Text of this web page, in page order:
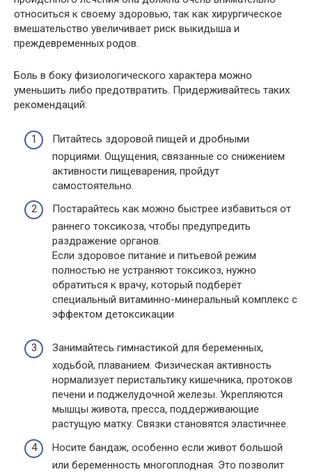
относиться к своему здоровью, так как хирургическое
вмешательство увеличивает риск выкидыша и
преждевременных родов.
Боль в боку физиологического характера можно
уменьшить либо предотвратить. Придерживайтесь таких
рекомендаций:
Питайтесь здоровой пищей и дробными
порциями. Ощущения, связанные со снижением
активности пищеварения, пройдут
самостоятельно.
Постарайтесь как можно быстрее избавиться от
раннего токсикоза, чтобы предупредить
раздражение органов.
Если здоровое питание и питьевой режим
полностью не устраняют токсикоз, нужно
обратиться к врачу, который подберёт
специальный витаминно-минеральный комплекс с
эффектом детоксикации
Занимайтесь гимнастикой для беременных,
ходьбой, плаванием. Физическая активность
нормализует перистальтику кишечника, протоков
печени и поджелудочной железы. Укрепляются
мышцы живота, пресса, поддерживающие
растущую матку. Связки становятся эластичнее.
Носите бандаж, особенно если живот большой
или беременность многоплодная. Это позволит